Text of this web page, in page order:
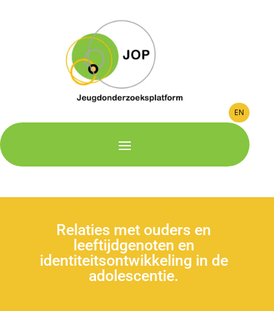
EN
Relaties met ouders en
leeftijdgenoten en
identiteitsontwikkeling in de
adolescentie.